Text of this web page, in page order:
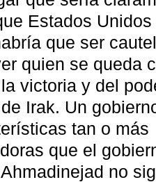
Estados
que ser
quien se queda
victoria y del
Irak. Un
tan o más
que el
no